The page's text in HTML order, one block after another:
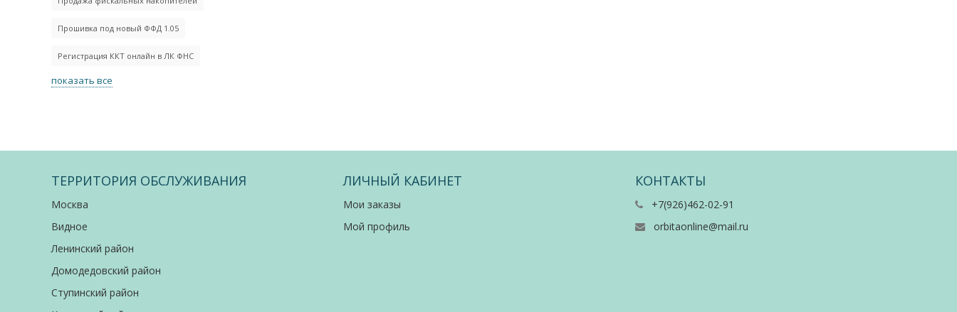
Прошивка под новый ФФД 1.05
Регистрация ККТ онлайн в ЛК ФНС
показать все
ТЕРРИТОРИЯ ОБСЛУЖИВАНИЯ
Москва
Видное
Ленинский район
Домодедовский район
Ступинский район
ЛИЧНЫЙ КАБИНЕТ
Мои заказы
Мой профиль
КОНТАКТЫ
+7(926)462-02-91
orbitaonline@mail.ru